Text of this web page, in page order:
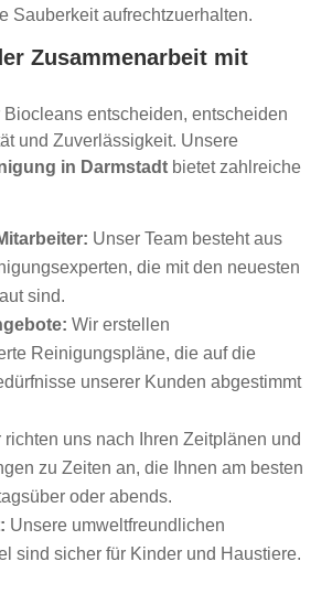
Sauberkeit aufrechtzuerhalten.
Zusammenarbeit mit
entscheiden, entscheiden
und Zuverlässigkeit. Unsere
in Darmstadt bietet zahlreiche
Unser Team besteht aus
die mit den neuesten
sind.
Wir erstellen
Reinigungspläne, die auf die
unserer Kunden abgestimmt
richten uns nach Ihren Zeitplänen und
zu Zeiten an, die Ihnen am besten
oder abends.
Unsere umweltfreundlichen
sind sicher für Kinder und Haustiere.